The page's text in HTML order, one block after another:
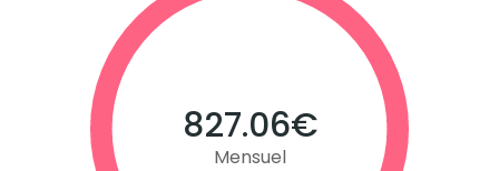
827.06€
Mensuel